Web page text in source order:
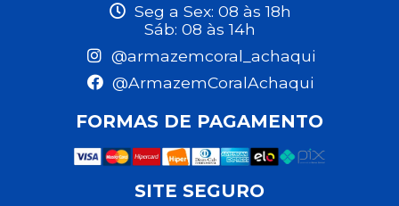
Seg a Sex: 08 às 18h
Sáb: 08 às 14h
@armazemcoral_achaqui
@ArmazemCoralAchaqui
FORMAS DE PAGAMENTO
SITE SEGURO